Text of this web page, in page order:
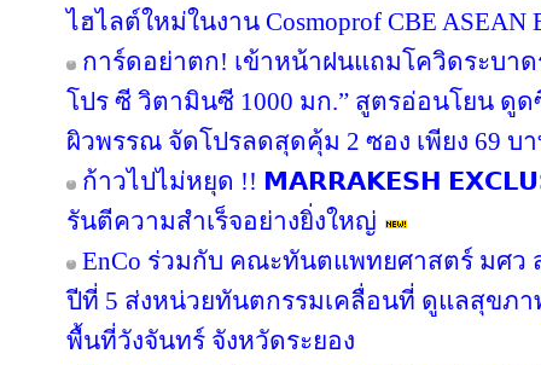
ไฮไลต์ใหม่ในงาน Cosmoprof CBE ASEAN
การ์ดอย่าตก! เข้าหน้าฝนแถมโควิดระบา
โปร ซี วิตามินซี 1000 มก.” สูตรอ่อนโยน ดู
ผิวพรรณ จัดโปรลดสุดคุ้ม 2 ซอง เพียง 69 บ
ก้าวไปไม่หยุด !! 𝗠𝗔𝗥𝗥𝗔𝗞𝗘𝗦𝗛
รันตีความสำเร็จอย่างยิ่งใหญ่
EnCo ร่วมกับ คณะทันตแพทยศาสตร์ มศว
ปีที่ 5 ส่งหน่วยทันตกรรมเคลื่อนที่ ดูแลสุขภ
พื้นที่วังจันทร์ จังหวัดระยอง